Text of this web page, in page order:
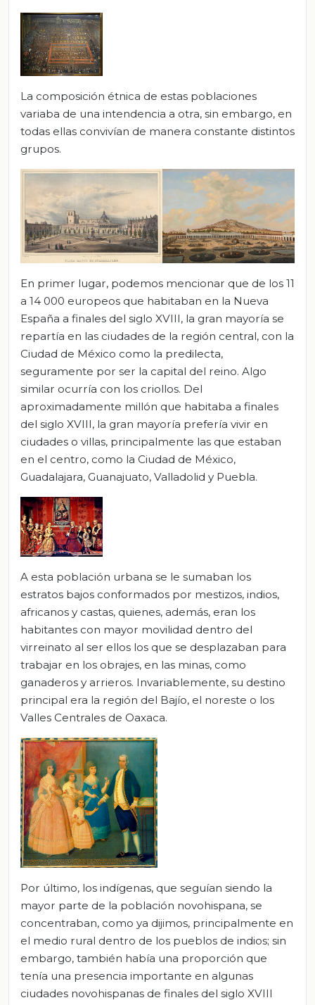
La composición étnica de estas poblaciones
variaba de una intendencia a otra, sin embargo, en
todas ellas convivían de manera constante distintos
grupos.
En primer lugar, podemos mencionar que de los 11
a 14 000 europeos que habitaban en la Nueva
España a finales del siglo XVIII, la gran mayoría se
repartía en las ciudades de la región central, con la
Ciudad de México como la predilecta,
seguramente por ser la capital del reino. Algo
similar ocurría con los criollos. Del
aproximadamente millón que habitaba a finales
del siglo XVIII, la gran mayoría prefería vivir en
ciudades o villas, principalmente las que estaban
en el centro, como la Ciudad de México,
Guadalajara, Guanajuato, Valladolid y Puebla.
A esta población urbana se le sumaban los
estratos bajos conformados por mestizos, indios,
africanos y castas, quienes, además, eran los
habitantes con mayor movilidad dentro del
virreinato al ser ellos los que se desplazaban para
trabajar en los obrajes, en las minas, como
ganaderos y arrieros. Invariablemente, su destino
principal era la región del Bajío, el noreste o los
Valles Centrales de Oaxaca.
Por último, los indígenas, que seguían siendo la
mayor parte de la población novohispana, se
concentraban, como ya dijimos, principalmente en
el medio rural dentro de los pueblos de indios; sin
embargo, también había una proporción que
tenía una presencia importante en algunas
ciudades novohispanas de finales del siglo XVIII